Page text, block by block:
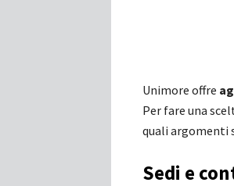
Unimore offre
Per fare una
quali argomenti
Sedi e